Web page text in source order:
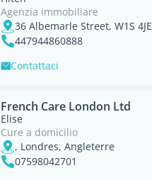
Agenzia immobiliare
36 Albemarle Street, W1S 4JE
447944860888
Contattaci
French Care London Ltd
Elise
Cure a domicilio
, Londres, Angleterre
07598042701